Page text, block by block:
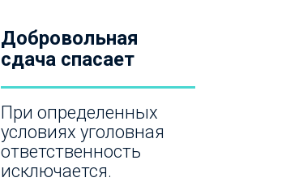
Добровольная
сдача спасает
При определенных
условиях уголовная
ответственность
исключается.